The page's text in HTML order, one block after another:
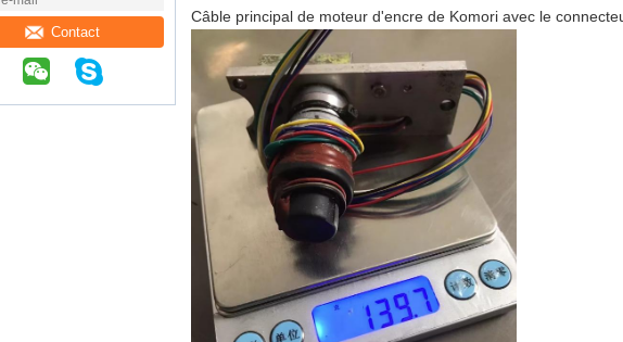
Contact
Câble principal de moteur d'encre de Komori avec le